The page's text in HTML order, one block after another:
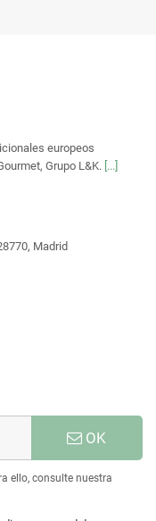
europeos
Grupo L&K. [...]
Madrid
OK
ello, consulte nuestra